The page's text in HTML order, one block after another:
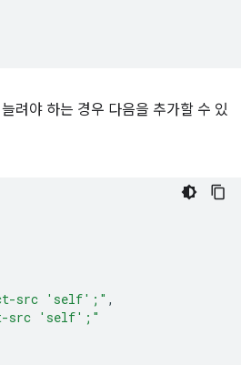
려야 하는 경우 다음을 추가할 수 있
src 'self';" ,
src 'self';"